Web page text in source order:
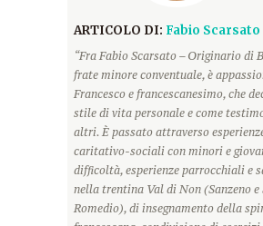
ARTICOLO DI: Fabio Scarsato
“Fra Fabio Scarsato – Originario di
frate minore conventuale, è
Francesco e francescanesimo, che
stile di vita personale e come
altri. È passato attraverso
caritativo-sociali con minori e
difficoltà, esperienze parrocchiali e
nella trentina Val di Non (Sanzeno e
Romedio), di insegnamento della